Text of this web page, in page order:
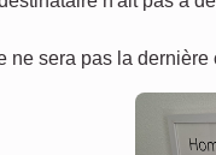
sera pas la dernière